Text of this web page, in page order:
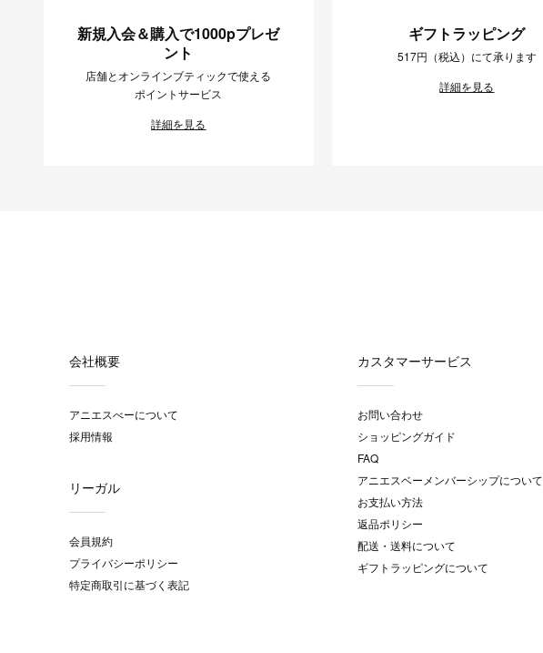
新規入会＆購入で1000pプレゼ
ント
店舗とオンラインブティックで使える
ポイントサービス
詳細を見る
ギフトラッピング
517円（税込）にて承ります
詳細を見る
会社概要
アニエスべーについて
採用情報
リーガル
会員規約
プライバシーポリシー
特定商取引に基づく表記
カスタマーサービス
お問い合わせ
ショッピングガイド
FAQ
アニエスベーメンバーシップについて
お支払い方法
返品ポリシー
配送・送料について
ギフトラッピングについて